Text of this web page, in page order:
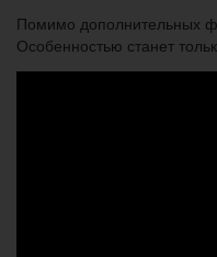
Помимо дополнительных
Особенностью станет